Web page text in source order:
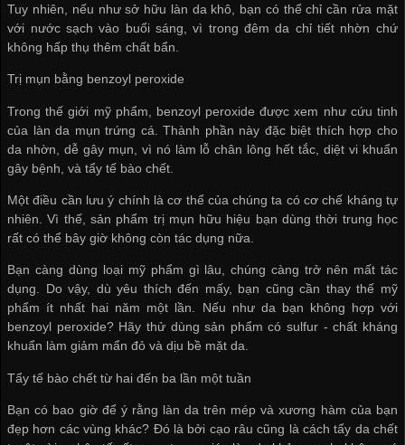
Tuy nhiên, nếu như sở hữu làn da khô, bạn có thể chỉ cần rửa mặt
với nước sạch vào buổi sáng, vì trong đêm da chỉ tiết nhờn chứ
không hấp thụ thêm chất bẩn.
Trị mụn bằng benzoyl peroxide
Trong thế giới mỹ phẩm, benzoyl peroxide được xem như cứu tinh
của làn da mụn trứng cá. Thành phần này đặc biệt thích hợp cho
da nhờn, dễ gây mụn, vì nó làm lỗ chân lông hết tắc, diệt vi khuẩn
gây bệnh, và tẩy tế bào chết.
Một điều cần lưu ý chính là cơ thể của chúng ta có cơ chế kháng tự
nhiên. Vì thế, sản phẩm trị mụn hữu hiệu bạn dùng thời trung học
rất có thể bây giờ không còn tác dụng nữa.
Bạn càng dùng loại mỹ phẩm gì lâu, chúng càng trở nên mất tác
dụng. Do vậy, dù yêu thích đến mấy, bạn cũng cần thay thế mỹ
phẩm ít nhất hai năm một lần. Nếu như da bạn không hợp với
benzoyl peroxide? Hãy thử dùng sản phẩm có sulfur - chất kháng
khuẩn làm giảm mẩn đỏ và dịu bề mặt da.
Tẩy tế bào chết từ hai đến ba lần một tuần
Bạn có bao giờ để ý rằng làn da trên mép và xương hàm của bạn
đẹp hơn các vùng khác? Đó là bởi cạo râu cũng là cách tẩy da chết